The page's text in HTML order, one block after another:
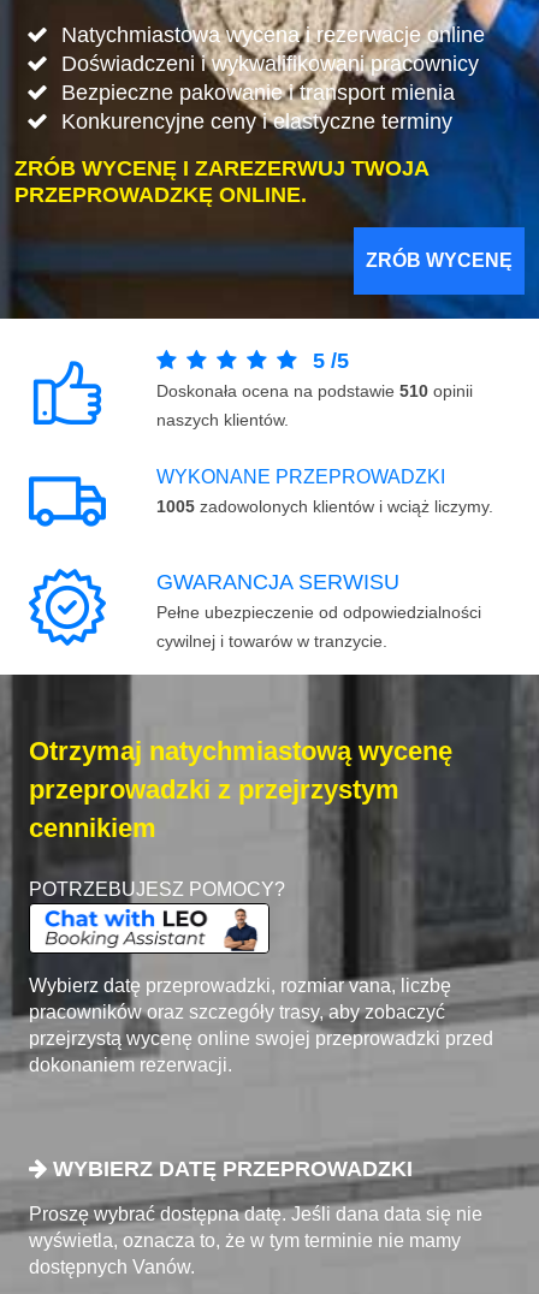
Natychmiastowa wycena i rezerwacje online
Doświadczeni i wykwalifikowani pracownicy
Bezpieczne pakowanie i transport mienia
Konkurencyjne ceny i elastyczne terminy
ZRÓB WYCENĘ I ZAREZERWUJ TWOJA
PRZEPROWADZKĘ ONLINE.
ZRÓB WYCENĘ
5 /5
Doskonała ocena na podstawie 510 opinii
naszych klientów.
WYKONANE PRZEPROWADZKI
1005 zadowolonych klientów i wciąż liczymy.
GWARANCJA SERWISU
Pełne ubezpieczenie od odpowiedzialności
cywilnej i towarów w tranzycie.
Otrzymaj natychmiastową wycenę
przeprowadzki z przejrzystym
cennikiem
POTRZEBUJESZ POMOCY?
Wybierz datę przeprowadzki, rozmiar vana, liczbę
pracowników oraz szczegóły trasy, aby zobaczyć
przejrzystą wycenę online swojej przeprowadzki przed
dokonaniem rezerwacji.
WYBIERZ DATĘ PRZEPROWADZKI
Proszę wybrać dostępna datę. Jeśli dana data się nie
wyświetla, oznacza to, że w tym terminie nie mamy
dostępnych Vanów.